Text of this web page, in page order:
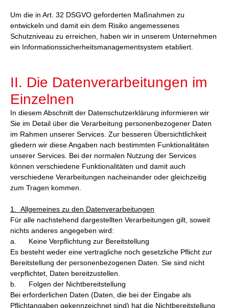
Um die in Art. 32 DSGVO geforderten Maßnahmen zu
entwickeln und damit ein dem Risiko angemessenes
Schutzniveau zu erreichen, haben wir in unserem Unternehmen
ein Informationssicherheitsmanagementsystem etabliert.
II. Die Datenverarbeitungen im
Einzelnen
In diesem Abschnitt der Datenschutzerklärung informieren wir
Sie im Detail über die Verarbeitung personenbezogener Daten
im Rahmen unserer Services. Zur besseren Übersichtlichkeit
gliedern wir diese Angaben nach bestimmten Funktionalitäten
unserer Services. Bei der normalen Nutzung der Services
können verschiedene Funktionalitäten und damit auch
verschiedene Verarbeitungen nacheinander oder gleichzeitig
zum Tragen kommen.
1. Allgemeines zu den Datenverarbeitungen
Für alle nachstehend dargestellten Verarbeitungen gilt, soweit
nichts anderes angegeben wird:
a. Keine Verpflichtung zur Bereitstellung
Es besteht weder eine vertragliche noch gesetzliche Pflicht zur
Bereitstellung der personenbezogenen Daten. Sie sind nicht
verpflichtet, Daten bereitzustellen.
b. Folgen der Nichtbereitstellung
Bei erforderlichen Daten (Daten, die bei der Eingabe als
Pflichtangaben gekennzeichnet sind) hat die Nichtbereitstellung